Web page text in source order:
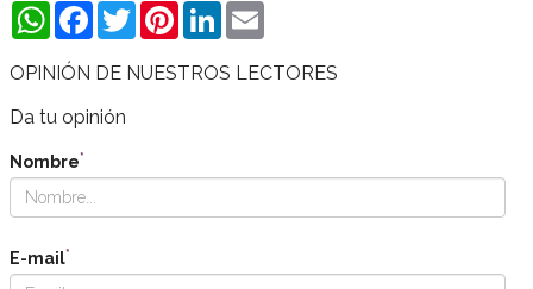
WhatsAppFacebookTwitterPinterestLinkedIn
OPINIÓN DE NUESTROS LECTORES
Da tu opinión
Nombre*
E-mail*